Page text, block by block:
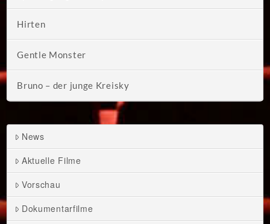
Hirten
Gentle Monster
Bruno – der junge Kreisky
News
Aktuelle Filme
Vorschau
Dokumentarfilme